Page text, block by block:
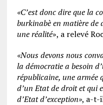
«C’est donc dire que la
burkinabè en matière de
une réalité», a relevé
«Nous devons nous
la démocratie a besoin
républicaine, une armée
d’un Etat de droit et qui
d’Etat d’exception», a-t-